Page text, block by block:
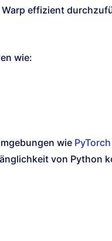
effizient
wie:
wie PyTorch
von Python